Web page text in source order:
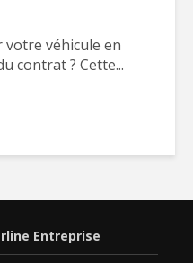
véhicule en
contrat ? Cette...
Entreprise